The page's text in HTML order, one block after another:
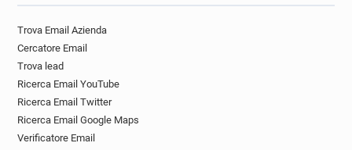
Trova Email Azienda
Cercatore Email
Trova lead
Ricerca Email YouTube
Ricerca Email Twitter
Ricerca Email Google Maps
Verificatore Email